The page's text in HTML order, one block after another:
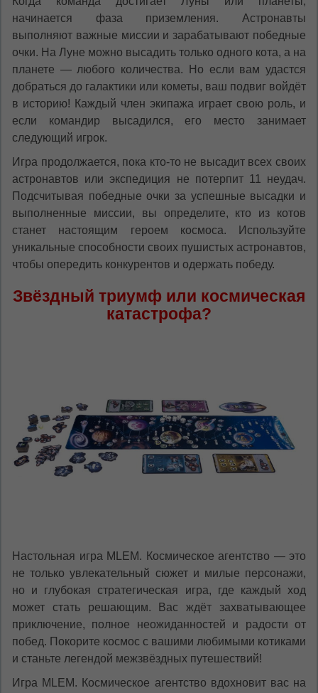
начинается фаза приземления. Астронавты
выполняют важные миссии и зарабатывают победные
очки. На Луне можно высадить только одного кота, а на
планете — любого количества. Но если вам удастся
добраться до галактики или кометы, ваш подвиг войдёт
в историю! Каждый член экипажа играет свою роль, и
если командир высадился, его место занимает
следующий игрок.
Игра продолжается, пока кто-то не высадит всех своих
астронавтов или экспедиция не потерпит 11 неудач.
Подсчитывая победные очки за успешные высадки и
выполненные миссии, вы определите, кто из котов
станет настоящим героем космоса. Используйте
уникальные способности своих пушистых астронавтов,
чтобы опередить конкурентов и одержать победу.
Звёздный триумф или космическая
катастрофа?
Настольная игра MLEM. Космическое агентство — это
не только увлекательный сюжет и милые персонажи,
но и глубокая стратегическая игра, где каждый ход
может стать решающим. Вас ждёт захватывающее
приключение, полное неожиданностей и радости от
побед. Покорите космос с вашими любимыми котиками
и станьте легендой межзвёздных путешествий!
Игра MLEM. Космическое агентство вдохновит вас на